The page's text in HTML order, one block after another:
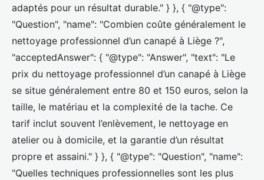
adaptés pour un résultat durable." } }, { "@type":
"Question", "name": "Combien coûte généralement le
nettoyage professionnel d’un canapé à Liège ?",
"acceptedAnswer": { "@type": "Answer", "text": "Le
prix du nettoyage professionnel d’un canapé à Liège
se situe généralement entre 80 et 150 euros, selon la
taille, le matériau et la complexité de la tache. Ce
tarif inclut souvent l’enlèvement, le nettoyage en
atelier ou à domicile, et la garantie d’un résultat
propre et assaini." } }, { "@type": "Question", "name":
"Quelles techniques professionnelles sont les plus